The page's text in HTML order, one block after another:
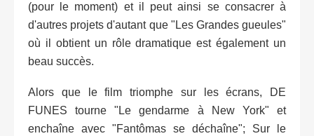
(pour le moment) et il peut ainsi se consacrer à
d'autres projets d'autant que "Les Grandes gueules"
où il obtient un rôle dramatique est également un
beau succès.
Alors que le film triomphe sur les écrans, DE
FUNES tourne "Le gendarme à New York" et
enchaîne avec "Fantômas se déchaîne"; Sur le